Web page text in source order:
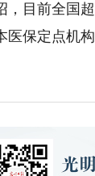
前全国超
医保定点机